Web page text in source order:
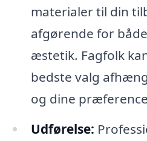
materialer til din
afgørende for
æstetik. Fagfolk
bedste valg
og dine
Udførelse: